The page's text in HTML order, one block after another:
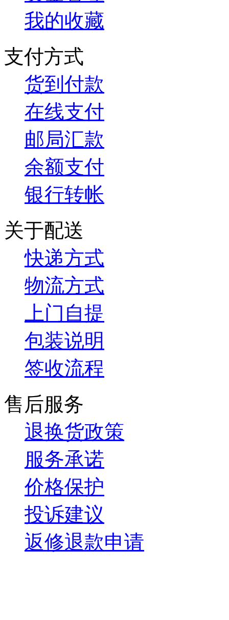
我的收藏
支付方式
货到付款
在线支付
邮局汇款
余额支付
银行转帐
关于配送
快递方式
物流方式
上门自提
包装说明
签收流程
售后服务
退换货政策
服务承诺
价格保护
投诉建议
返修退款申请